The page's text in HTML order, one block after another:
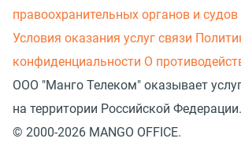
правоохранительных органов и судов
Условия оказания услуг связи
конфиденциальности О
ООО "Манго Телеком" оказывает
на территории Российской Федерации.
© 2000-2026 MANGO OFFICE.